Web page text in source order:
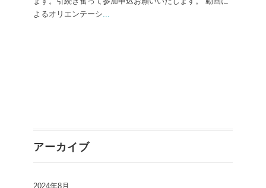
よるオリエンテーシ...
アーカイブ
2024年8月